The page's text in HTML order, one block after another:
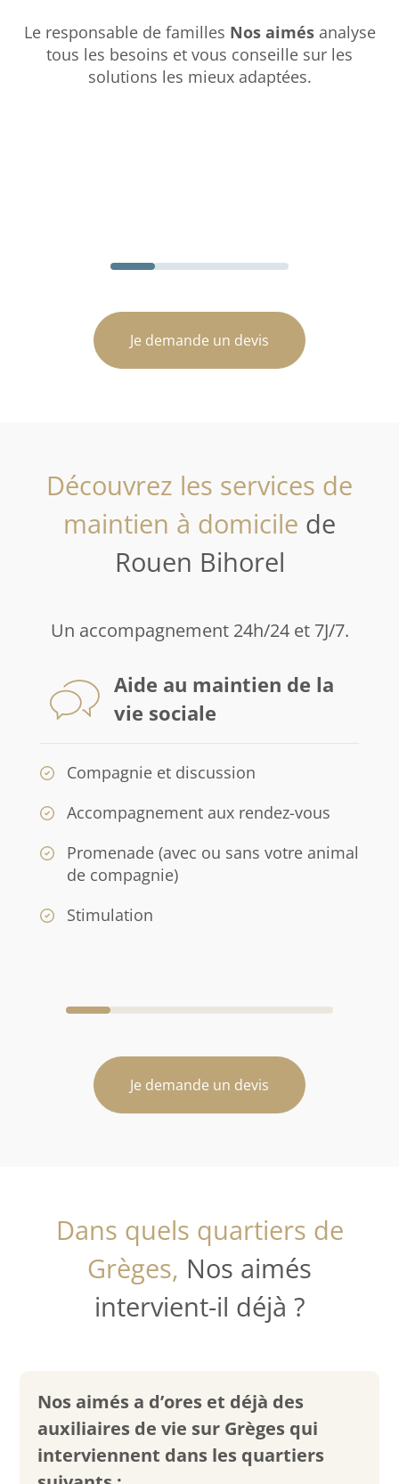
Le responsable de familles Nos aimésanalyse
tous les besoins et vous conseille sur les
solutions les mieux adaptées.
Je demande un devis
Découvrez les services de
maintien à domicile de
Rouen Bihorel
Un accompagnement 24h/24 et 7J/7.
Aide au maintien de la
vie sociale
Compagnie et discussion
Accompagnement aux rendez-vous
Promenade (avec ou sans votre animal
de compagnie)
Stimulation
Je demande un devis
Dans quels quartiers de
Grèges, Nos aimés
intervient-il déjà ?
Nos aimés a d’ores et déjà des
auxiliaires de vie sur Grèges qui
interviennent dans les quartiers